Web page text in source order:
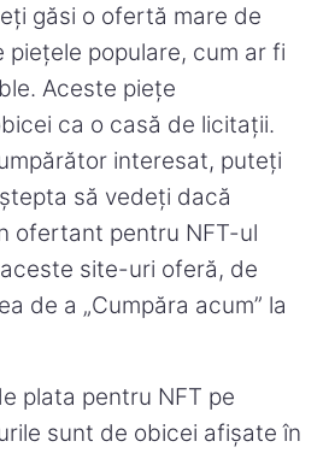
găsi o ofertă mare de
piețele populare, cum ar fi
Aceste piețe
ca o casă de licitații.
interesat, puteți
să vedeți dacă
ofertant pentru NFT-ul
site-uri oferă, de
de a „Cumpăra acum” la
plata pentru NFT pe
sunt de obicei afișate în